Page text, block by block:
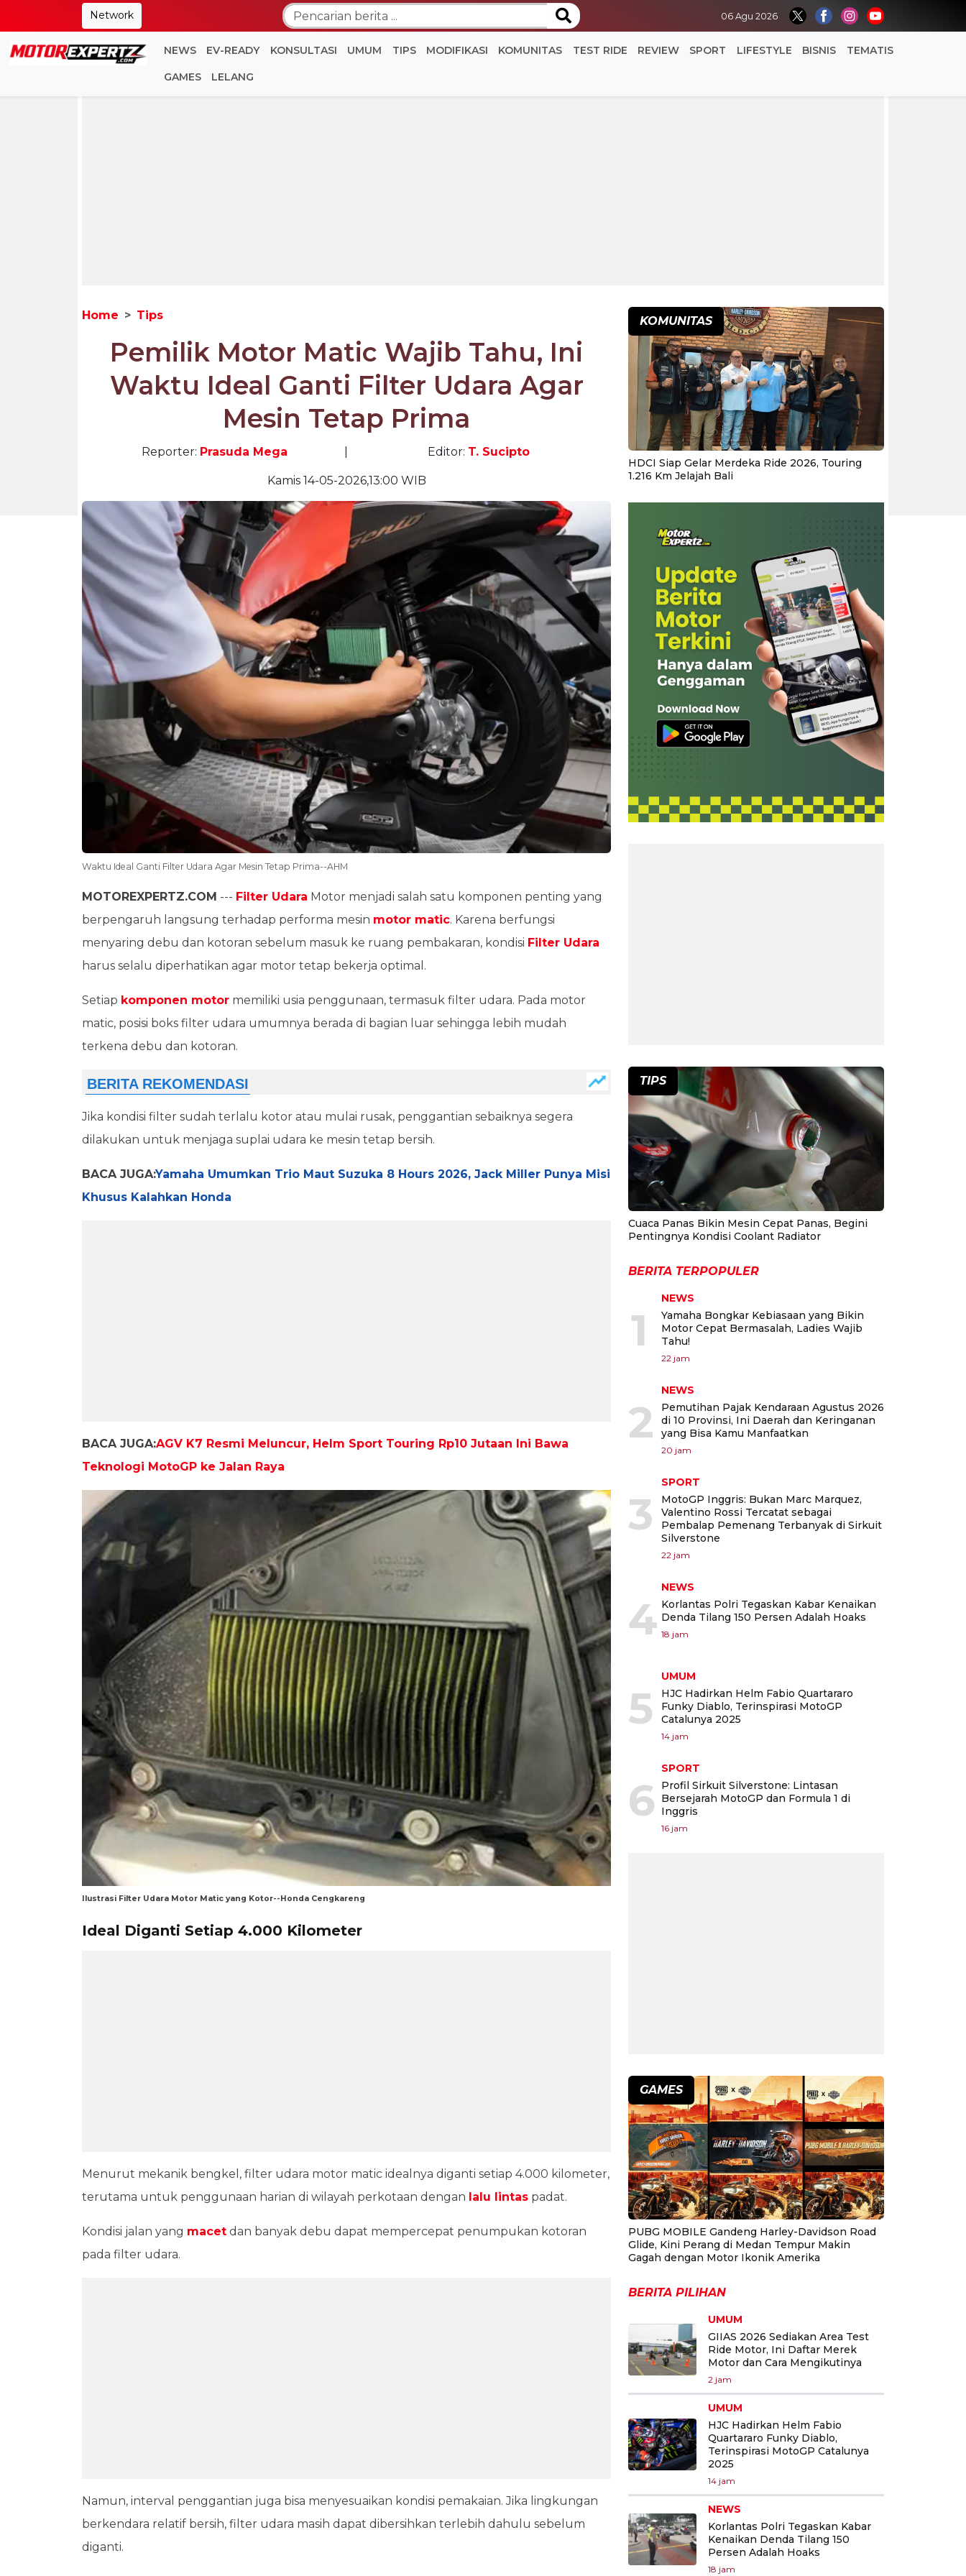
Network 06 Agu 2026
NEWS EV-READY KONSULTASI UMUM TIPS MODIFIKASI KOMUNITAS TEST RIDE REVIEW SPORT LIFESTYLE BISNIS TEMATIS
GAMES LELANG
Home Tips
Pemilik Motor Matic Wajib Tahu, Ini
Waktu Ideal Ganti Filter Udara Agar
Mesin Tetap Prima
Reporter: Prasuda Mega Editor: T. Sucipto
Kamis 14-05-2026,13:00 WIB
Waktu Ideal Ganti Filter Udara Agar Mesin Tetap Prima--AHM
MOTOREXPERTZ.COM --- Filter Udara Motor menjadi salah satu komponen penting yang
berpengaruh langsung terhadap performa mesin motor matic. Karena berfungsi
menyaring debu dan kotoran sebelum masuk ke ruang pembakaran, kondisi Filter Udara
harus selalu diperhatikan agar motor tetap bekerja optimal.
Setiap komponen motor memiliki usia penggunaan, termasuk filter udara. Pada motor
matic, posisi boks filter udara umumnya berada di bagian luar sehingga lebih mudah
terkena debu dan kotoran.
Jika kondisi filter sudah terlalu kotor atau mulai rusak, penggantian sebaiknya segera
dilakukan untuk menjaga suplai udara ke mesin tetap bersih.
BACA JUGA:Yamaha Umumkan Trio Maut Suzuka 8 Hours 2026, Jack Miller Punya Misi
Khusus Kalahkan Honda
BACA JUGA:AGV K7 Resmi Meluncur, Helm Sport Touring Rp10 Jutaan Ini Bawa
Teknologi MotoGP ke Jalan Raya
Ilustrasi Filter Udara Motor Matic yang Kotor--Honda Cengkareng
Ideal Diganti Setiap 4.000 Kilometer
Menurut mekanik bengkel, filter udara motor matic idealnya diganti setiap 4.000 kilometer,
terutama untuk penggunaan harian di wilayah perkotaan dengan lalu lintas padat.
Kondisi jalan yang macet dan banyak debu dapat mempercepat penumpukan kotoran
pada filter udara.
Namun, interval penggantian juga bisa menyesuaikan kondisi pemakaian. Jika lingkungan
berkendara relatif bersih, filter udara masih dapat dibersihkan terlebih dahulu sebelum
diganti.
KOMUNITAS
HDCI Siap Gelar Merdeka Ride 2026, Touring
1.216 Km Jelajah Bali
TIPS
Cuaca Panas Bikin Mesin Cepat Panas, Begini
Pentingnya Kondisi Coolant Radiator
BERITA TERPOPULER
1
NEWS
Yamaha Bongkar Kebiasaan yang Bikin
Motor Cepat Bermasalah, Ladies Wajib
Tahu!
22 jam
2
NEWS
Pemutihan Pajak Kendaraan Agustus 2026
di 10 Provinsi, Ini Daerah dan Keringanan
yang Bisa Kamu Manfaatkan
20 jam
3
SPORT
MotoGP Inggris: Bukan Marc Marquez,
Valentino Rossi Tercatat sebagai
Pembalap Pemenang Terbanyak di Sirkuit
Silverstone
22 jam
4
NEWS
Korlantas Polri Tegaskan Kabar Kenaikan
Denda Tilang 150 Persen Adalah Hoaks
18 jam
5
UMUM
HJC Hadirkan Helm Fabio Quartararo
Funky Diablo, Terinspirasi MotoGP
Catalunya 2025
14 jam
6
SPORT
Profil Sirkuit Silverstone: Lintasan
Bersejarah MotoGP dan Formula 1 di
Inggris
16 jam
GAMES
PUBG MOBILE Gandeng Harley-Davidson Road
Glide, Kini Perang di Medan Tempur Makin
Gagah dengan Motor Ikonik Amerika
BERITA PILIHAN
UMUM
GIIAS 2026 Sediakan Area Test
Ride Motor, Ini Daftar Merek
Motor dan Cara Mengikutinya
2 jam
UMUM
HJC Hadirkan Helm Fabio
Quartararo Funky Diablo,
Terinspirasi MotoGP Catalunya
2025
14 jam
NEWS
Korlantas Polri Tegaskan Kabar
Kenaikan Denda Tilang 150
Persen Adalah Hoaks
18 jam